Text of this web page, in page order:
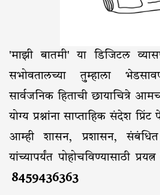
'माझी बातमी' या डिजिटल
सभोवतालच्या तुम्हाला
सार्वजनिक हिताची छायाचित्रे
योग्य प्रश्नांना साप्ताहिक संदेश
आम्ही शासन, प्रशासन, संबंधित
यांच्यापर्यंत पोहोचविण्यासाठी
8459436363